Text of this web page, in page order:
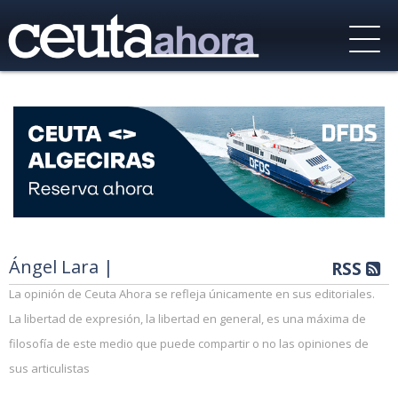
Ángel Lara | RSS
La opinión de Ceuta Ahora se refleja únicamente en sus editoriales.
La libertad de expresión, la libertad en general, es una máxima de
filosofía de este medio que puede compartir o no las opiniones de
sus articulistas